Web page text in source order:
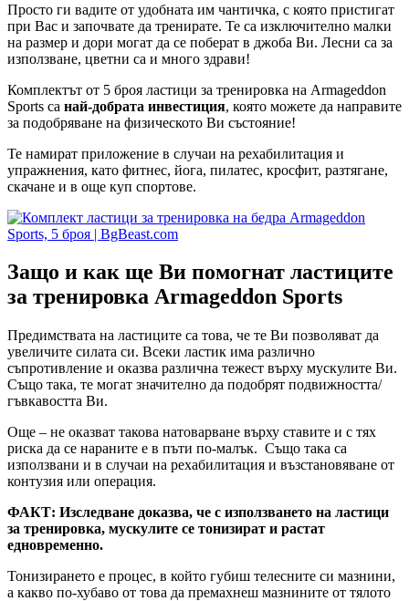
Просто ги вадите от удобната им чантичка, с която пристигат
при Вас и започвате да тренирате. Те са изключително малки
на размер и дори могат да се поберат в джоба Ви. Лесни са за
използване, цветни са и много здрави!
Комплектът от 5 броя ластици за тренировка на Armageddon
Sports са най-добрата инвестиция, която можете да направите
за подобряване на физическото Ви състояние!
Те намират приложение в случаи на рехабилитация и
упражнения, като фитнес, йога, пилатес, кросфит, разтягане,
скачане и в още куп спортове.
Защо и как ще Ви помогнат ластиците
за тренировка Armageddon Sports
Предимствата на ластиците са това, че те Ви позволяват да
увеличите силата си. Всеки ластик има различно
съпротивление и оказва различна тежест върху мускулите Ви.
Също така, те могат значително да подобрят подвижността/
гъвкавостта Ви.
Още – не оказват такова натоварване върху ставите и с тях
риска да се нараните е в пъти по-малък. Също така са
използвани и в случаи на рехабилитация и възстановяване от
контузия или операция.
ФАКТ: Изследване доказва, че с използването на ластици
за тренировка, мускулите се тонизират и растат
едновременно.
Тонизирането е процес, в който губиш телесните си мазнини,
а какво по-хубаво от това да премахнеш мазнините от тялото